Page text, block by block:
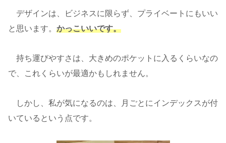
デザインは、ビジネスに限らず、プライベートにもいい
と思います。 かっこいいです。
持ち運びやすさは、大きめのポケットに入るくらいなの
で、これくらいが最適かもしれません。
しかし、私が気になるのは、月ごとにインデックスが付
いているという点です。